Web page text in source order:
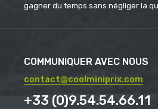
gagner du temps sans négliger la
COMMUNIQUER AVEC NOUS
contact@coolminiprix.com
+33 (0)9.54.54.66.11